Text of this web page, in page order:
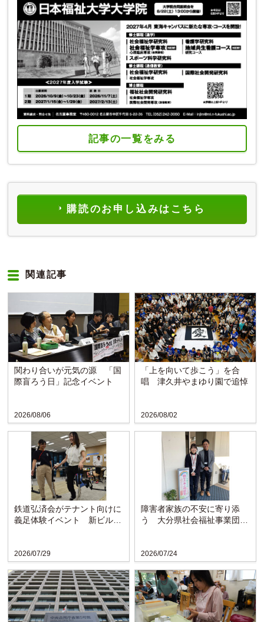
記事の一覧をみる
購読のお申し込みはこちら
関連記事
2026/08/06
関わり合いが元気の源 「国
際盲ろう日」記念イベント
2026/08/02
「上を向いて歩こう」を合
唱 津久井やまゆり園で追悼
2026/07/29
鉄道弘済会がテナント向けに
義足体験イベント 新ビルの
2026/07/24
障害者家族の不安に寄り添
う 大分県社会福祉事業団の